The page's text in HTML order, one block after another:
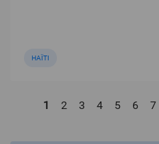
HAÏTI
Pagination
Page
1 Page
2 Page
3 Page
4 Page
5 Page
6 7